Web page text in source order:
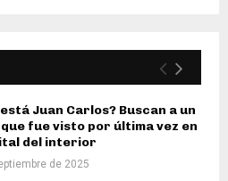
Juan Carlos? Buscan a un
fue visto por última vez en
del interior
de 2025